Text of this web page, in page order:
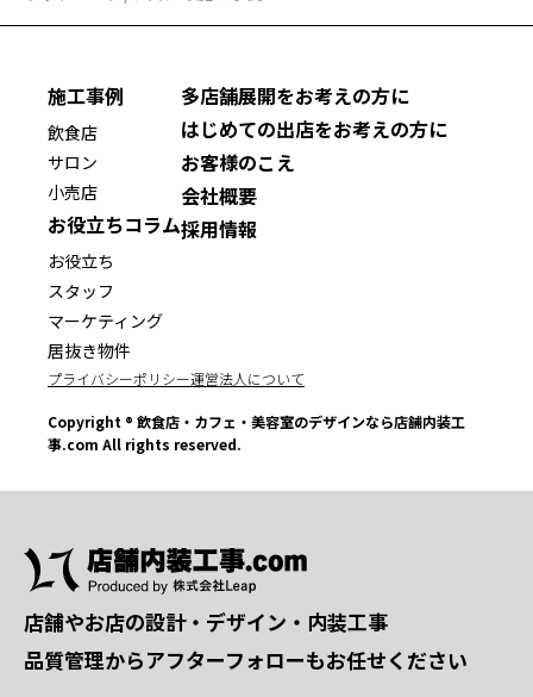
施工事例
飲食店
サロン
小売店
お役立ちコラム
お役立ち
スタッフ
マーケティング
居抜き物件
多店舗展開をお考えの方に
はじめての出店をお考えの方に
お客様のこえ
会社概要
採用情報
プライバシーポリシー運営法人について
Copyright ® 飲食店・カフェ・美容室のデザインなら店舗内装工
事.com All rights reserved.
店舗やお店の設計・デザイン・内装工事
品質管理からアフターフォローもお任せください